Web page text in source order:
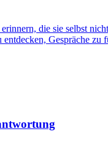
die sie selbst
entdecken, Gespräche